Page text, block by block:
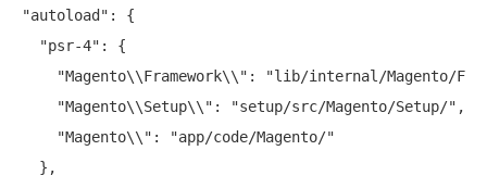
"autoload": {
  "psr-4": {
"Magento\\Framework\\": "lib/internal/Magento/
    "Magento\\Setup\\": "setup/src/Magento/Setup/",
    "Magento\\": "app/code/Magento/"
  },